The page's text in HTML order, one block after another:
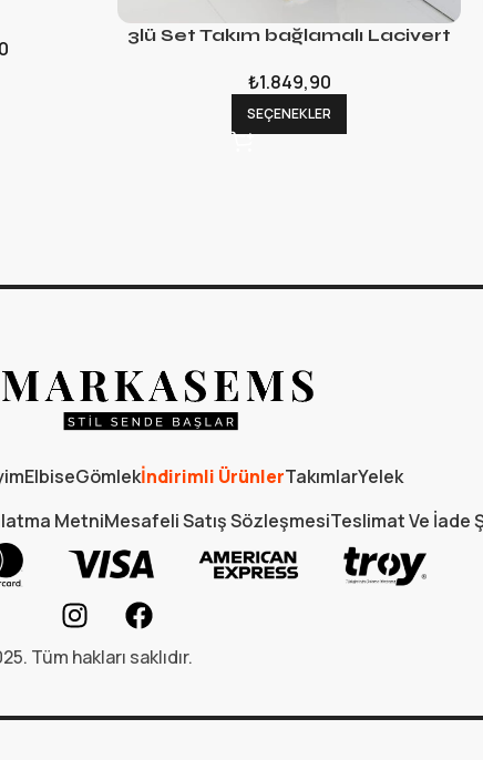
3lü Set Takım bağlamalı Lacivert
₺1.849,90
SEÇENEKLER
ElbiseGömlekİndirimli ÜrünlerTakımlarYelek
MetniMesafeli Satış SözleşmesiTeslimat Ve İade
Tüm hakları saklıdır.